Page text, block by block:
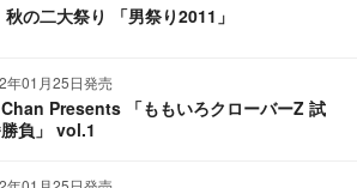
秋の二大祭り 「男祭り2011」
年01月25日発売
Presents 「ももいろクローバーZ 試
負」 vol.1